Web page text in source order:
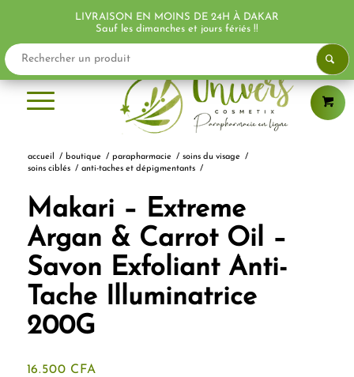
accueil / boutique / parapharmacie / soins du visage
/
soins ciblés / anti-taches et dépigmentants /
Makari – Extreme
Argan & Carrot Oil –
Savon Exfoliant Anti-
Tache Illuminatrice
200G
16.500 CFA
LIVRAISON EN MOINS DE 24H À DAKAR
Sauf les dimanches et jours fériés !!